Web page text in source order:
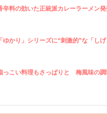
辛料の効いた正統派カレーラーメン
「ゆかり」シリーズに“刺激的”な「し
っこい料理もさっぱりと 梅風味の調